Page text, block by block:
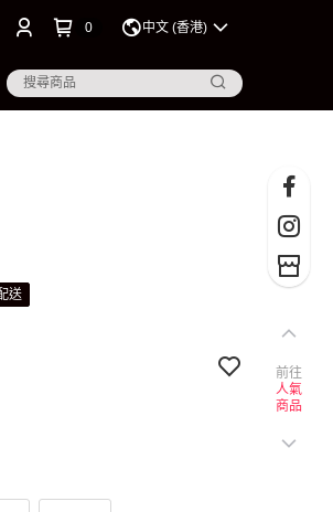
0 中文 (香港)
送
前往
人氣
商品